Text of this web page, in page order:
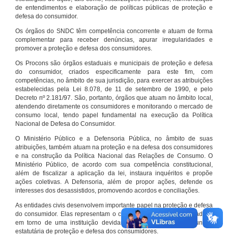
de entendimentos e elaboração de políticas públicas de proteção e
defesa do consumidor.
Os órgãos do SNDC têm competência concorrente e atuam de forma
complementar para receber denúncias, apurar irregularidades e
promover a proteção e defesa dos consumidores.
Os Procons são órgãos estaduais e municipais de proteção e defesa
do consumidor, criados especificamente para este fim, com
competências, no âmbito de sua jurisdição, para exercer as atribuições
estabelecidas pela Lei 8.078, de 11 de setembro de 1990, e pelo
Decreto nº 2.181/97. São, portanto, órgãos que atuam no âmbito local,
atendendo diretamente os consumidores e monitorando o mercado de
consumo local, tendo papel fundamental na execução da Política
Nacional de Defesa do Consumidor.
O Ministério Público e a Defensoria Pública, no âmbito de suas
atribuições, também atuam na proteção e na defesa dos consumidores
e na construção da Política Nacional das Relações de Consumo. O
Ministério Público, de acordo com sua competência constitucional,
além de fiscalizar a aplicação da lei, instaura inquéritos e propõe
ações coletivas. A Defensoria, além de propor ações, defende os
interesses dos desassistidos, promovendo acordos e conciliações.
As entidades civis desenvolvem importante papel na proteção e defesa
do consumidor. Elas representam o conjunto organizado de cidadãos
em torno de uma instituição devidamente registrada e com função
estatutária de proteção e defesa dos consumidores.